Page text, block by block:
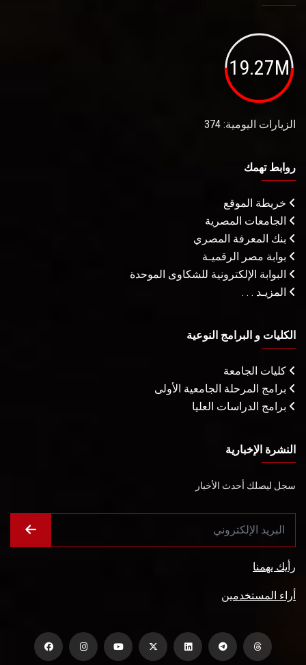
19.27M
الزيارات اليومية: 374
روابط تهمك
خريطة الموقع
الجامعات المصرية
بنك المعرفة المصري
بوابة مصر الرقميـة
البوابة الإلكترونية للشكاوى الموحدة
المزيـد . . .
الكليات و البرامج النوعية
كليات الجامعة
برامج المرحلة الجامعية الأولى
برامج الدراسات العليا
النشرة الإخبارية
سجل ليصلك أحدث الأخبار
رأيك يهمنا
أراء المستخدمين